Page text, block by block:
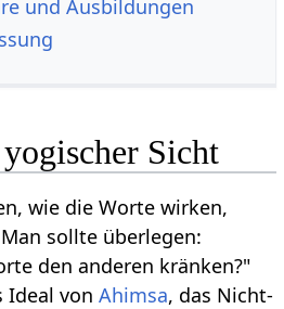
und Ausbildungen
Sicht
wie die Worte wirken,
sollte überlegen:
den anderen kränken?"
Ideal vonAhimsa, das Nicht-